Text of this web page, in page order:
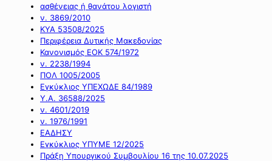
ασθένειας ή θανάτου λογιστή
ν. 3869/2010
ΚΥΑ 53508/2025
Περιφέρεια Δυτικής Μακεδονίας
Κανονισμός ΕΟΚ 574/1972
ν. 2238/1994
ΠΟΛ 1005/2005
Εγκύκλιος ΥΠΕΧΩΔΕ 84/1989
Υ.Α. 36588/2025
ν. 4601/2019
ν. 1976/1991
ΕΑΔΗΣΥ
Εγκύκλιος ΥΠΥΜΕ 12/2025
Πράξη Υπουργικού Συμβουλίου 16 της 10.07.2025